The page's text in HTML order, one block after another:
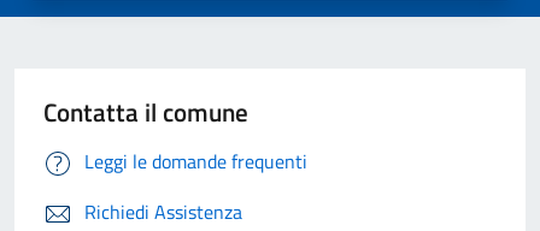
Contatta il comune
Leggi le domande frequenti
Richiedi Assistenza